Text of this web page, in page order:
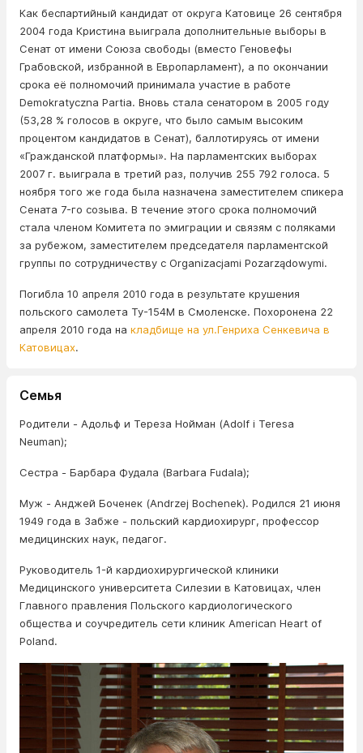
Как беспартийный кандидат от округа Катовице 26 сентября
2004 года Кристина выиграла дополнительные выборы в
Сенат от имени Союза свободы (вместо Геновефы
Грабовской, избранной в Европарламент), а по окончании
срока её полномочий принимала участие в работе
Demokratyczna Partia. Вновь стала сенатором в 2005 году
(53,28 % голосов в округе, что было самым высоким
процентом кандидатов в Сенат), баллотируясь от имени
«Гражданской платформы». На парламентских выборах
2007 г. выиграла в третий раз, получив 255 792 голоса. 5
ноября того же года была назначена заместителем спикера
Сената 7-го созыва. В течение этого срока полномочий
стала членом Комитета по эмиграции и связям с поляками
за рубежом, заместителем председателя парламентской
группы по сотрудничеству с Organizacjami Pozarządowymi.
Погибла 10 апреля 2010 года в результате крушения
польского самолета Ту-154М в Смоленске. Похоронена 22
апреля 2010 года на кладбище на ул.Генриха Сенкевича в
Катовицах.
Семья
Родители - Адольф и Тереза ​​Нойман (Adolf i Teresа
Neuman);
Сестра - Барбара Фудала (Barbara Fudala);
Муж - Анджей Боченек (Andrzej Bochenek). Родился 21 июня
1949 года в Забже - польский кардиохирург, профессор
медицинских наук, педагог.
Руководитель 1-й кардиохирургической клиники
Медицинского университета Силезии в Катовицах, член
Главного правления Польского кардиологического
общества и соучредитель сети клиник American Heart of
Poland.